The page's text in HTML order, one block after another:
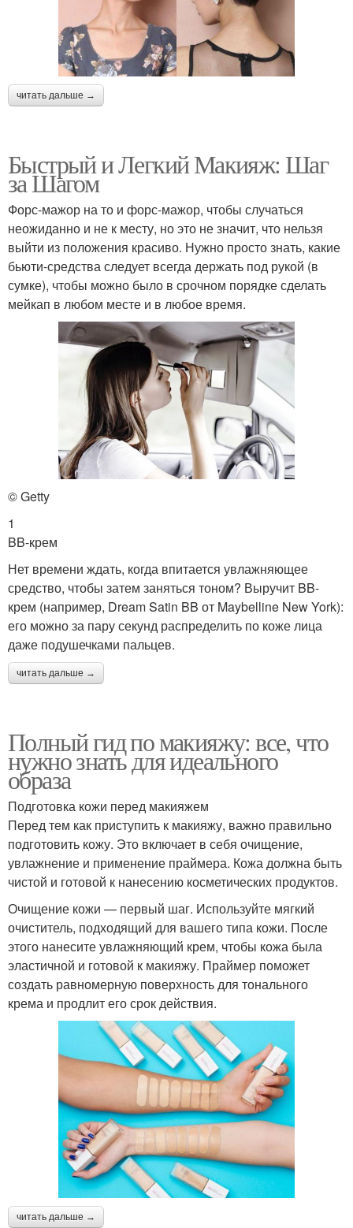
читать дальше →
Быстрый и Легкий Макияж: Шаг
за Шагом
Форс-мажор на то и форс-мажор, чтобы случаться
неожиданно и не к месту, но это не значит, что нельзя
выйти из положения красиво. Нужно просто знать, какие
бьюти-средства следует всегда держать под рукой (в
сумке), чтобы можно было в срочном порядке сделать
мейкап в любом месте и в любое время.
© Getty
1
BB-крем
Нет времени ждать, когда впитается увлажняющее
средство, чтобы затем заняться тоном? Выручит BB-
крем (например, Dream Satin BB от Maybelline New York):
его можно за пару секунд распределить по коже лица
даже подушечками пальцев.
читать дальше →
Полный гид по макияжу: все, что
нужно знать для идеального
образа
Подготовка кожи перед макияжем
Перед тем как приступить к макияжу, важно правильно
подготовить кожу. Это включает в себя очищение,
увлажнение и применение праймера. Кожа должна быть
чистой и готовой к нанесению косметических продуктов.
Очищение кожи — первый шаг. Используйте мягкий
очиститель, подходящий для вашего типа кожи. После
этого нанесите увлажняющий крем, чтобы кожа была
эластичной и готовой к макияжу. Праймер поможет
создать равномерную поверхность для тонального
крема и продлит его срок действия.
читать дальше →